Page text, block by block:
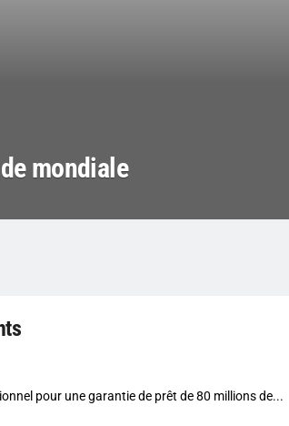
mondiale
pour une garantie de prêt de 80 millions de...